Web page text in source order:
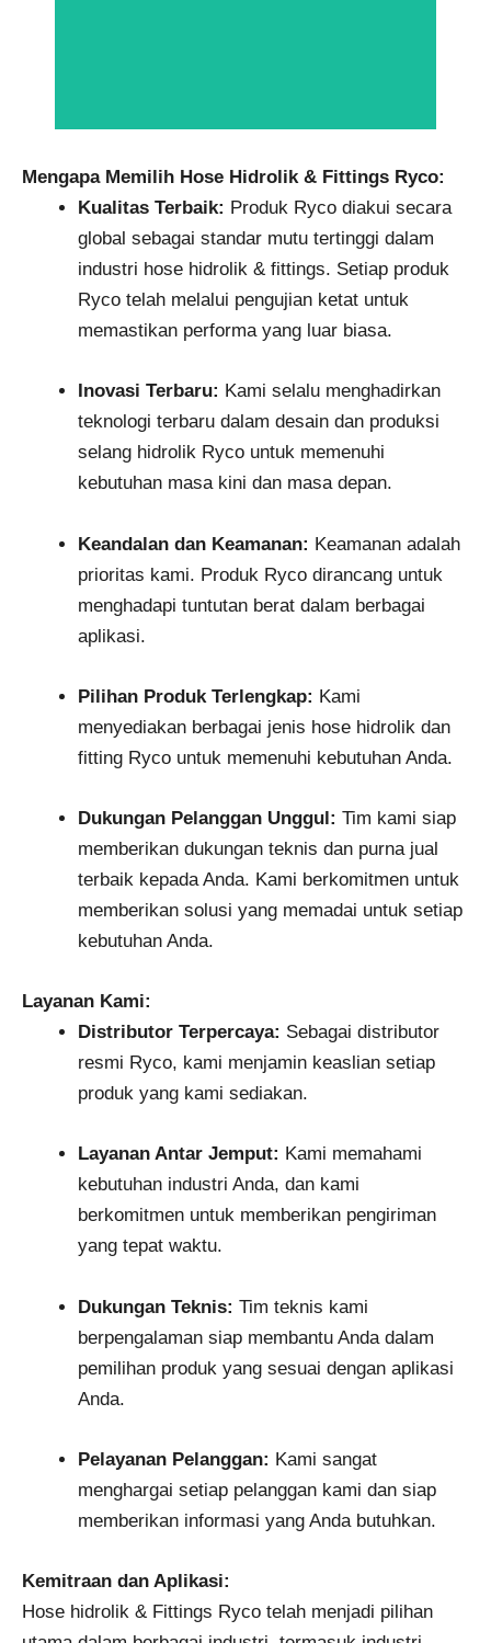
Mengapa Memilih Hose Hidrolik & Fittings Ryco:
Kualitas Terbaik: Produk Ryco diakui secara
global sebagai standar mutu tertinggi dalam
industri hose hidrolik & fittings. Setiap produk
Ryco telah melalui pengujian ketat untuk
memastikan performa yang luar biasa.
Inovasi Terbaru: Kami selalu menghadirkan
teknologi terbaru dalam desain dan produksi
selang hidrolik Ryco untuk memenuhi
kebutuhan masa kini dan masa depan.
Keandalan dan Keamanan: Keamanan adalah
prioritas kami. Produk Ryco dirancang untuk
menghadapi tuntutan berat dalam berbagai
aplikasi.
Pilihan Produk Terlengkap: Kami
menyediakan berbagai jenis hose hidrolik dan
fitting Ryco untuk memenuhi kebutuhan Anda.
Dukungan Pelanggan Unggul: Tim kami siap
memberikan dukungan teknis dan purna jual
terbaik kepada Anda. Kami berkomitmen untuk
memberikan solusi yang memadai untuk setiap
kebutuhan Anda.
Layanan Kami:
Distributor Terpercaya: Sebagai distributor
resmi Ryco, kami menjamin keaslian setiap
produk yang kami sediakan.
Layanan Antar Jemput: Kami memahami
kebutuhan industri Anda, dan kami
berkomitmen untuk memberikan pengiriman
yang tepat waktu.
Dukungan Teknis: Tim teknis kami
berpengalaman siap membantu Anda dalam
pemilihan produk yang sesuai dengan aplikasi
Anda.
Pelayanan Pelanggan: Kami sangat
menghargai setiap pelanggan kami dan siap
memberikan informasi yang Anda butuhkan.
Kemitraan dan Aplikasi:
Hose hidrolik & Fittings Ryco telah menjadi pilihan